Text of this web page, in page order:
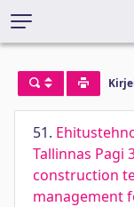
51.
Tallinnas Pagi
construction
management